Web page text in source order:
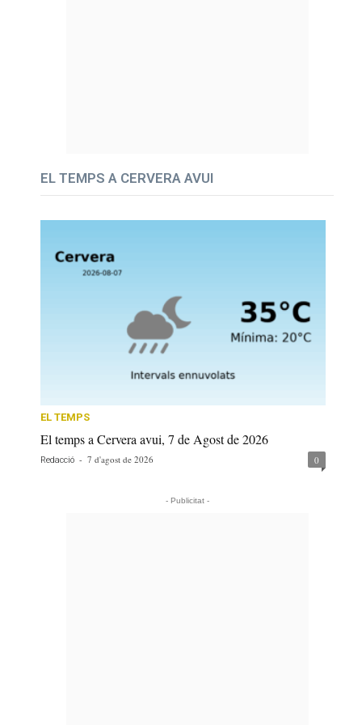
EL TEMPS A CERVERA AVUI
EL TEMPS
El temps a Cervera avui, 7 de Agost de 2026
Redacció - 7 d'agost de 2026 0
- Publicitat -